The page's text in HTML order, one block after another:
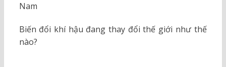
Nam
Biến đổi khí hậu đang thay đổi thế giới như thế
nào?